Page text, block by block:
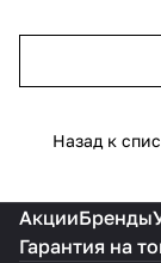
Назад к
АкцииБренды
Гарантия на